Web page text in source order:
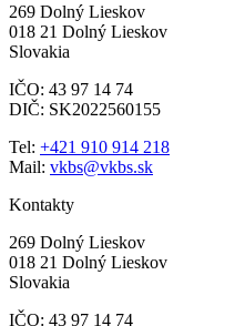
269 Dolný Lieskov
018 21 Dolný Lieskov
Slovakia
IČO: 43 97 14 74
DIČ: SK2022560155
Tel: +421 910 914 218
Mail: vkbs@vkbs.sk
Kontakty
269 Dolný Lieskov
018 21 Dolný Lieskov
Slovakia
IČO: 43 97 14 74